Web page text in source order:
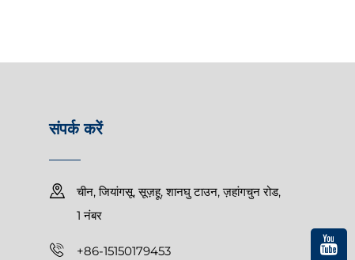
संपर्क करें
चीन, जियांगसू, सूज़हू, शानघु टाउन, ज़हांगचुन रोड,
1 नंबर
+86-15150179453